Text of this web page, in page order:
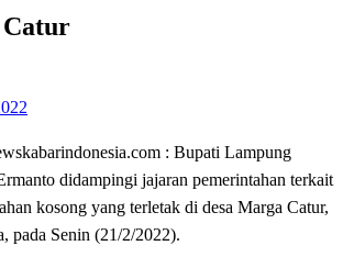
Catur
: Bupati Lampung
didampingi jajaran pemerintahan terkait
kosong yang terletak di desa Marga Catur,
pada Senin (21/2/2022).